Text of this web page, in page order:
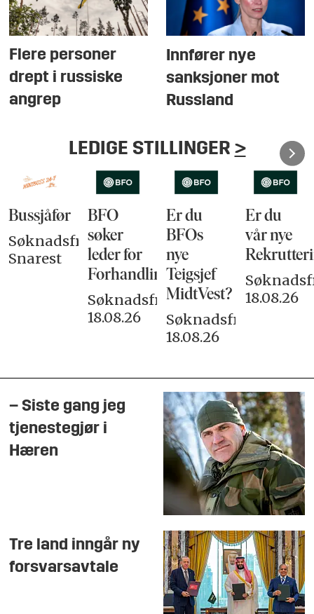
Flere personer
drept i russiske
angrep
Innfører nye
sanksjoner mot
Russland
LEDIGE STILLINGER >
Bussjåfør
Søknadsfrist:
Snarest
BFO
søker
leder for
Forhandlingsutvalget
Søknadsfrist:
18.08.26
Er du
BFOs
nye
Teigsjef
MidtVest?
Søknadsfrist:
18.08.26
Er du
vår nye
18.08.26
– Siste gang jeg
tjenestegjør i
Hæren
Tre land inngår ny
forsvarsavtale